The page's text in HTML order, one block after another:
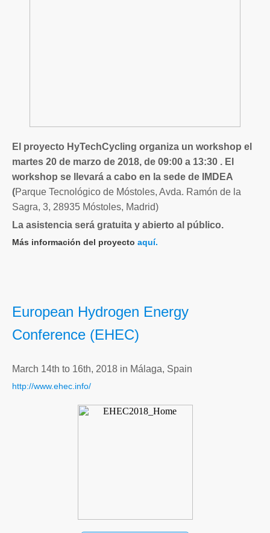
El proyecto HyTechCycling organiza un workshop el
martes 20 de marzo de 2018, de 09:00 a 13:30 . El
workshop se llevará a cabo en la sede de IMDEA
(Parque Tecnológico de Móstoles, Avda. Ramón de la
Sagra, 3, 28935 Móstoles, Madrid)
La asistencia será gratuita y abierto al público.
Más información del proyecto aquí.
European Hydrogen Energy
Conference (EHEC)
March 14th to 16th, 2018 in Málaga, Spain
http://www.ehec.info/